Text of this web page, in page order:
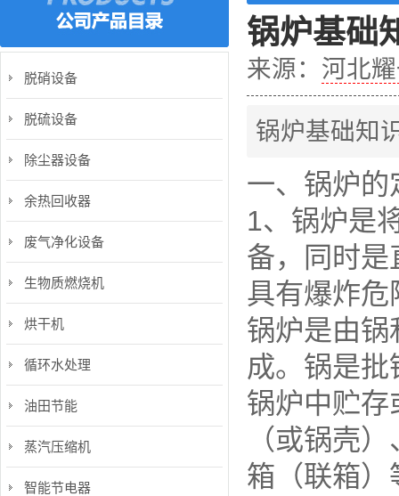
锅炉基础
来源： 河北
锅炉基础知
一、锅炉的
1、锅炉是
备，同时
具有爆炸危
锅炉是由
成。锅是
锅炉中贮
（或锅壳
箱（联箱
脱硝设备
脱硫设备
除尘器设备
余热回收器
废气净化设备
生物质燃烧机
烘干机
循环水处理
油田节能
蒸汽压缩机
智能节电器